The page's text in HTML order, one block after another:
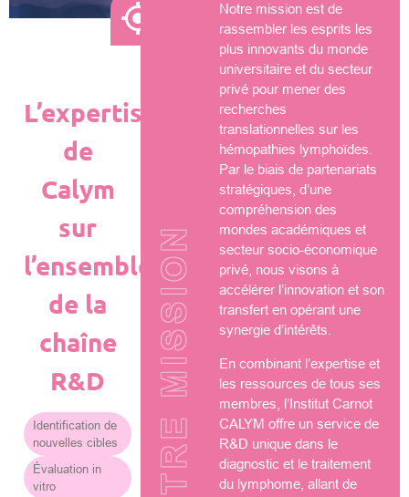
L’expertise
de
Calym
sur
l’ensemble
de la
chaîne
R&D
Identification de
nouvelles cibles
Évaluation in
vitro
NOTRE MISSION
Notre mission est de
rassembler les esprits les
plus innovants du monde
universitaire et du secteur
privé pour mener des
recherches
translationnelles sur les
hémopathies lymphoïdes.
Par le biais de partenariats
stratégiques, d’une
compréhension des
mondes académiques et
secteur socio-économique
privé, nous visons à
accélérer l’innovation et son
transfert en opérant une
synergie d’intérêts.
En combinant l’expertise et
les ressources de tous ses
membres, l’Institut Carnot
CALYM offre un service de
R&D unique dans le
diagnostic et le traitement
du lymphome, allant de